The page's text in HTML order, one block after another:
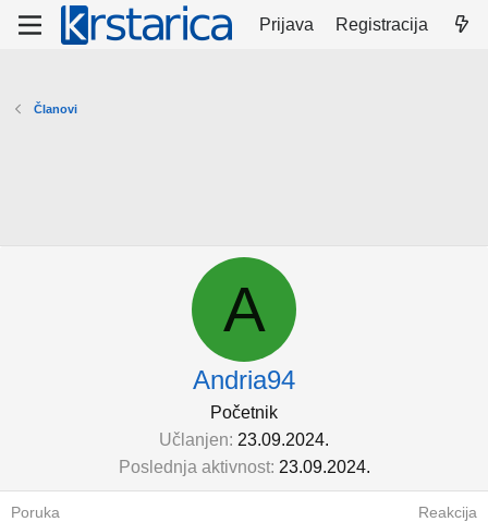
Prijava Registracija
Članovi
A
Andria94
Početnik
Učlanjen 23.09.2024.
Poslednja aktivnost 23.09.2024.
Poruka Reakcija